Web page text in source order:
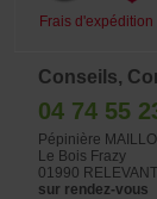
Frais d'expédition
Conseils,
04 74 55
Pépinière
Le Bois Frazy
01990
sur rendez-vous